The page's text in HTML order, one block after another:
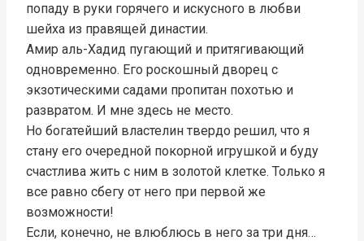
попаду в руки горячего и искусного в любви
шейха из правящей династии.
Амир аль-Хадид пугающий и притягивающий
одновременно. Его роскошный дворец с
экзотическими садами пропитан похотью и
развратом. И мне здесь не место.
Но богатейший властелин твердо решил, что я
стану его очередной покорной игрушкой и буду
счастлива жить с ним в золотой клетке. Только я
все равно сбегу от него при первой же
возможности!
Если, конечно, не влюблюсь в него за три дня…